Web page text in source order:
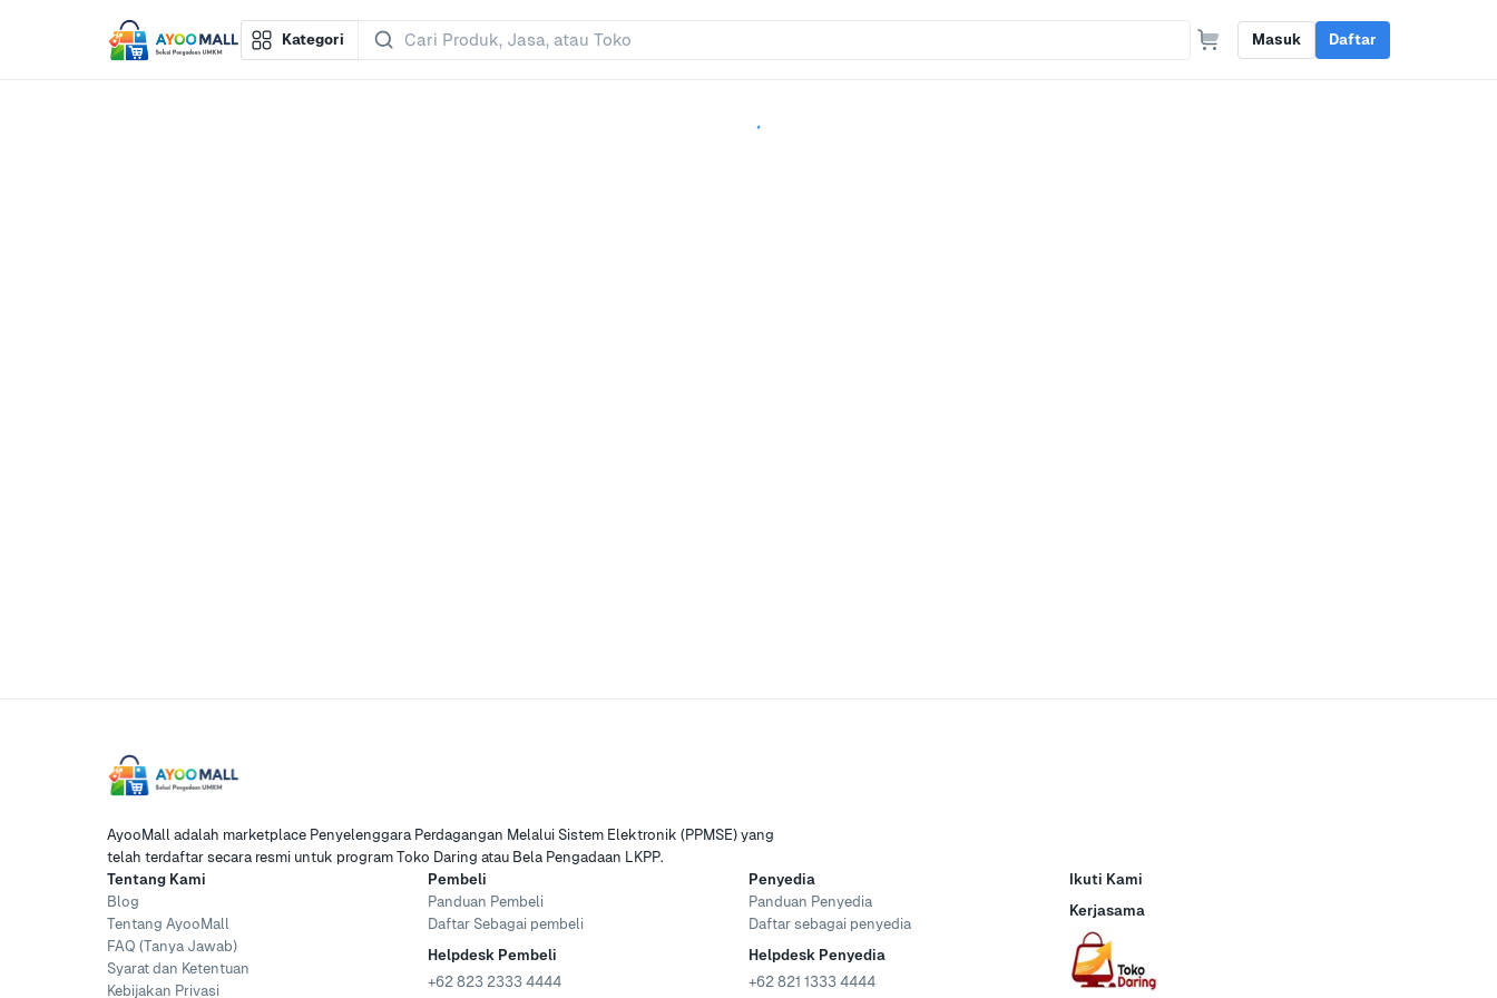
Kategori Masuk Daftar
AyooMall adalah marketplace Penyelenggara Perdagangan Melalui Sistem Elektronik (PPMSE) yang
telah terdaftar secara resmi untuk program Toko Daring atau Bela Pengadaan LKPP.
Tentang Kami
Blog
Tentang AyooMall
FAQ (Tanya Jawab)
Syarat dan Ketentuan
Kebijakan Privasi
Pembeli
Panduan Pembeli
Daftar Sebagai pembeli
Helpdesk Pembeli
+62 823 2333 4444
Penyedia
Panduan Penyedia
Daftar sebagai penyedia
Helpdesk Penyedia
+62 821 1333 4444
Ikuti Kami
Kerjasama